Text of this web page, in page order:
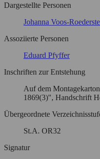
Dargestellte Personen
Johanna Voos-
Assoziierte Personen
Eduard Pfyffer
Inschriften zur Entstehung
Auf dem
1869(3)", Handschrift
Übergeordnete
St.A. OR32
Signatur